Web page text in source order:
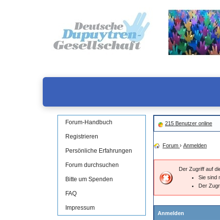
Forum-Handbuch
Registrieren
Persönliche Erfahrungen
Forum durchsuchen
Bitte um Spenden
FAQ
Impressum
215 Benutzer online
Forum › Anmelden
Der Zugriff auf
Sie sind
Der
Anmelden